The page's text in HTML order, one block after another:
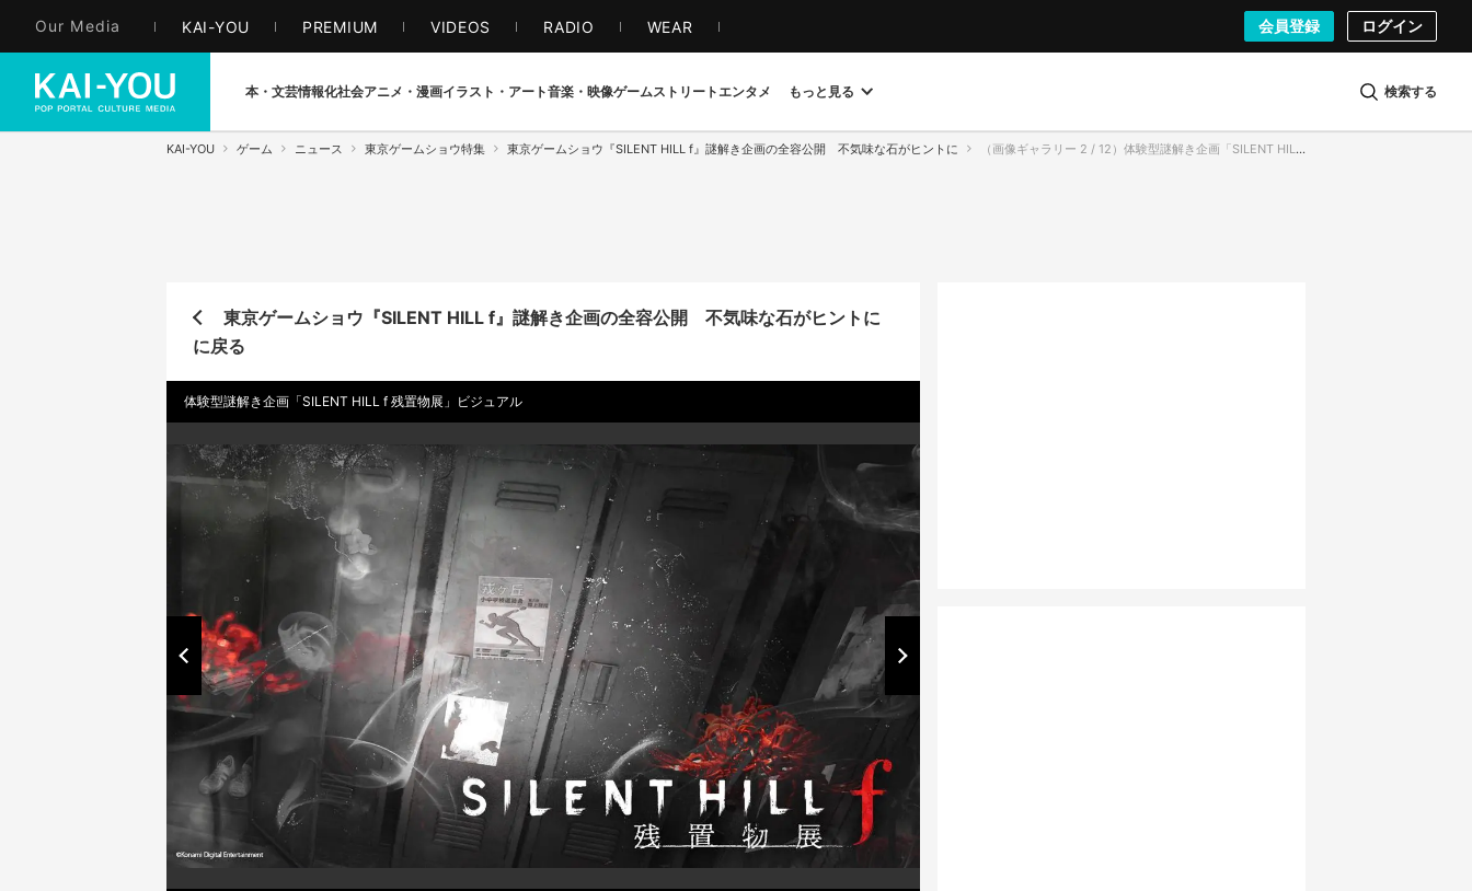
Our Media KAI-YOU PREMIUM VIDEOS RADIO WEAR 会員登録 ログイン
本・文芸情報化社会アニメ・漫画イラスト・アート音楽・映像ゲームストリート エンタメ もっと見る 検索する
KAI-YOU ゲーム ニュース 東京ゲームショウ特集 東京ゲームショウ『SILENT HILL f』謎解き企画の全容公開 不気味な石がヒントに （画像ギャラリー 2 / 12）体験型謎解き企画「SILENT HILL f 残置物展」ビジュアル
東京ゲームショウ『SILENT HILL f』謎解き企画の全容公開 不気味な石がヒントに
に戻る
体験型謎解き企画「SILENT HILL f 残置物展」ビジュアル